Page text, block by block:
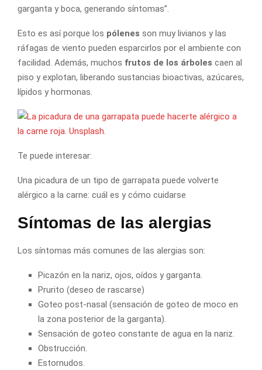
garganta y boca, generando síntomas”.
Esto es así porque los pólenes son muy livianos y las
ráfagas de viento pueden esparcirlos por el ambiente con
facilidad. Además, muchos frutos de los árboles caen al
piso y explotan, liberando sustancias bioactivas, azúcares,
lípidos y hormonas.
Te puede interesar:
Una picadura de un tipo de garrapata puede volverte
alérgico a la carne: cuál es y cómo cuidarse
Síntomas de las alergias
Los síntomas más comunes de las alergias son:
Picazón en la nariz, ojos, oídos y garganta.
Prurito (deseo de rascarse)
Goteo post-nasal (sensación de goteo de moco en
la zona posterior de la garganta).
Sensación de goteo constante de agua en la nariz.
Obstrucción.
Estornudos.